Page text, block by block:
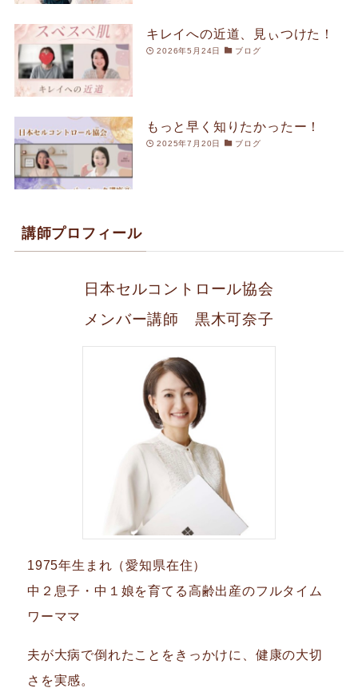
キレイへの近道、見ぃつけた！
2026年5月24日 ブログ
もっと早く知りたかったー！
2025年7月20日 ブログ
講師プロフィール
日本セルコントロール協会
メンバー講師 黒木可奈子
1975年生まれ（愛知県在住）
中２息子・中１娘を育てる高齢出産のフルタイム
ワーママ
夫が大病で倒れたことをきっかけに、健康の大切
さを実感。